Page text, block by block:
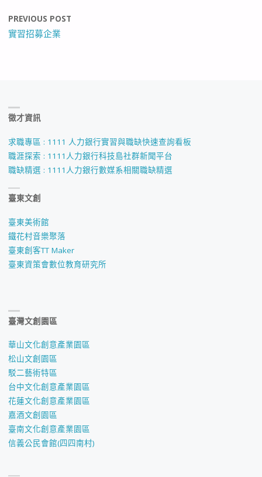
PREVIOUS POST
實習招募企業
徵才資訊
求職專區 : 1111 人力銀行實習與職缺快速查詢看板
職涯探索 : 1111人力銀行科技島社群新聞平台
職缺精選 : 1111人力銀行數媒系相關職缺精選
臺東文創
臺東美術館
鐵花村音樂聚落
臺東創客TT Maker
臺東資策會數位教育研究所
臺灣文創園區
華山文化創意產業園區
松山文創園區
駁二藝術特區
台中文化創意產業園區
花蓮文化創意產業園區
嘉酒文創園區
臺南文化創意產業園區
信義公民會館(四四南村)